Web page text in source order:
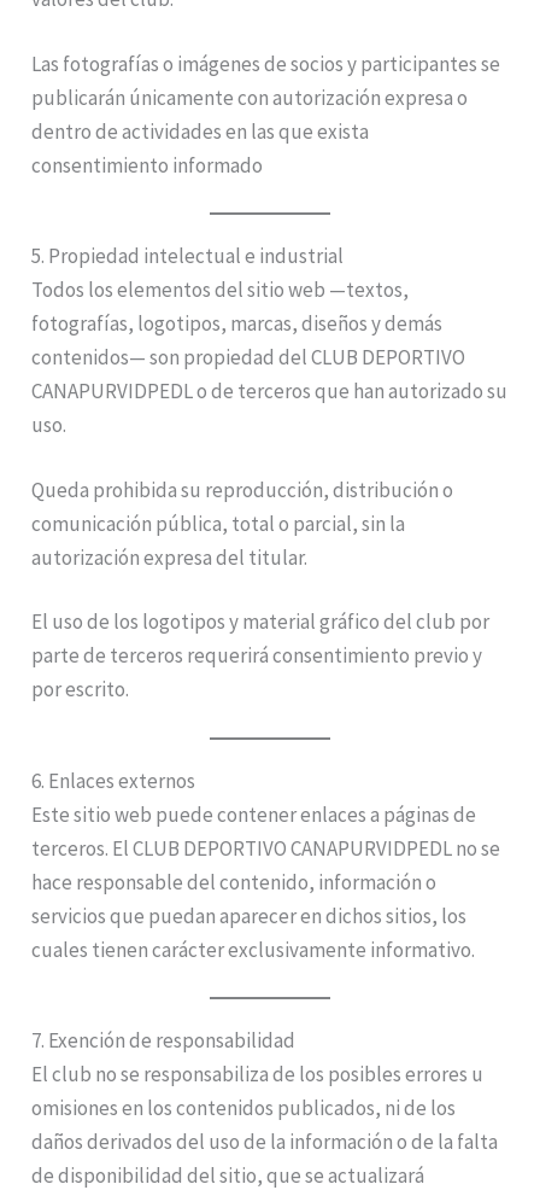
Las fotografías o imágenes de socios y participantes se
publicarán únicamente con autorización expresa o
dentro de actividades en las que exista
consentimiento informado
5. Propiedad intelectual e industrial
Todos los elementos del sitio web —textos,
fotografías, logotipos, marcas, diseños y demás
contenidos— son propiedad del CLUB DEPORTIVO
CANAPURVIDPEDL o de terceros que han autorizado su
uso.
Queda prohibida su reproducción, distribución o
comunicación pública, total o parcial, sin la
autorización expresa del titular.
El uso de los logotipos y material gráfico del club por
parte de terceros requerirá consentimiento previo y
por escrito.
6. Enlaces externos
Este sitio web puede contener enlaces a páginas de
terceros. El CLUB DEPORTIVO CANAPURVIDPEDL no se
hace responsable del contenido, información o
servicios que puedan aparecer en dichos sitios, los
cuales tienen carácter exclusivamente informativo.
7. Exención de responsabilidad
El club no se responsabiliza de los posibles errores u
omisiones en los contenidos publicados, ni de los
daños derivados del uso de la información o de la falta
de disponibilidad del sitio, que se actualizará